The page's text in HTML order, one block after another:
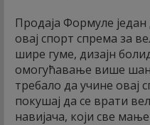
Продаја Формуле један
овај спорт спрема за
шире гуме, дизајн
омогућавање више
требало да учине овај
покушај да се врати
навијача, који све